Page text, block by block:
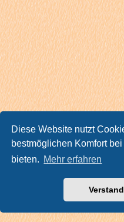
Diese Website nutzt
bestmöglichen Komfort
bieten. Mehr erfahren